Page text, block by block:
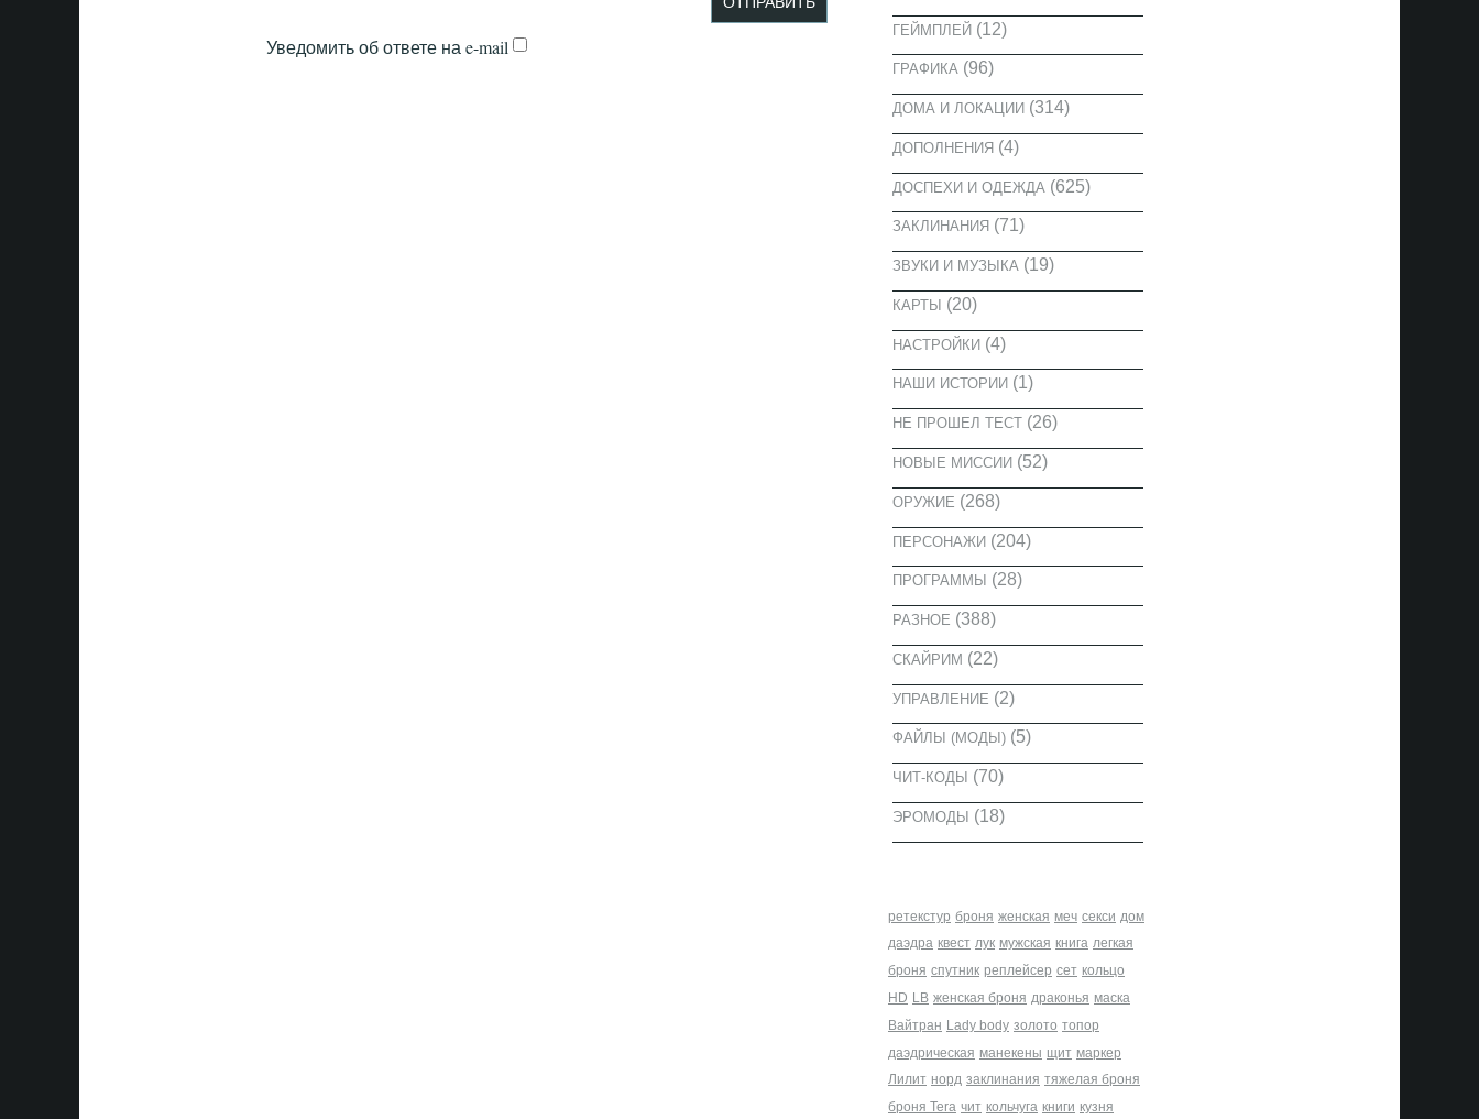
Уведомить об ответе на e-mail
ГЕЙМПЛЕЙ(12)
ГРАФИКА (96)
ДОМА И ЛОКАЦИИ(314)
ДОПОЛНЕНИЯ(4)
ДОСПЕХИ И ОДЕЖДА (625)
ЗАКЛИНАНИЯ(71)
ЗВУКИ И МУЗЫКА (19)
КАРТЫ (20)
НАСТРОЙКИ(4)
НАШИ ИСТОРИИ(1)
НЕ ПРОШЕЛ ТЕСТ(26)
НОВЫЕ МИССИИ(52)
ОРУЖИЕ (268)
ПЕРСОНАЖИ(204)
ПРОГРАММЫ (28)
РАЗНОЕ (388)
СКАЙРИМ (22)
УПРАВЛЕНИЕ (2)
ФАЙЛЫ (МОДЫ)(5)
ЧИТ-КОДЫ (70)
ЭРОМОДЫ (18)
ретекстур броня женская меч секси дом
даэдра квест лук мужская книга легкая
броня спутник реплейсер сет кольцо
HD LB женская броня драконья маска
Вайтран Lady body золото топор
даэдрическая манекены щит маркер
Лилит норд заклинания тяжелая броня
броня Tera чит кольчуга книги кузня